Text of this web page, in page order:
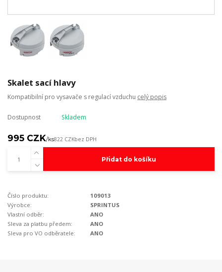
Skalet sací hlavy
Kompatibilní pro vysavače s regulací vzduchu celý popis
Dostupnost Skladem
995 CZK/ks822 CZKbez DPH
Přidat do košíku
Číslo produktu:
109013
Výrobce:
SPRINTUS
Vlastní odběr:
ANO
Sleva za platbu předem:
ANO
Sleva pro VO odběratele:
ANO